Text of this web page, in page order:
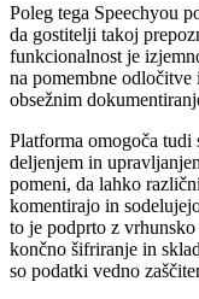
Poleg tega Speechyou
da gostitelji takoj
funkcionalnost je
na pomembne odločitve
obsežnim
Platforma omogoča tudi
deljenjem in
pomeni, da lahko
komentirajo in
to je podprto z
končno šifriranje in
so podatki vedno